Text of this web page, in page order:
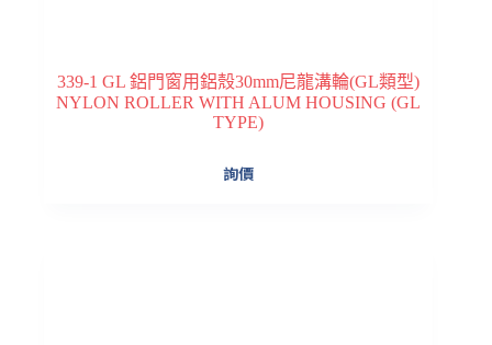
339-1 GL 鋁門窗用鋁殼30mm尼龍溝輪(GL類型)
NYLON ROLLER WITH ALUM HOUSING (GL
TYPE)
詢價